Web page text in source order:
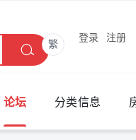
繁
登录 注册
论坛 分类信息